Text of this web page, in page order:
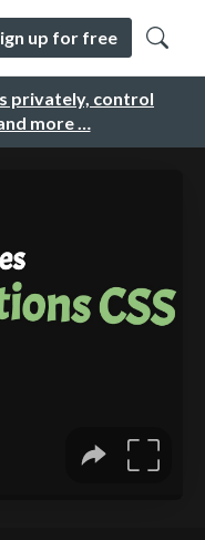
privately, control
more …
up for free